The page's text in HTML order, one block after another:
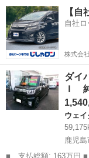
検整備付）
【
自社ロ
株式会
ダイ
Ｉ
ウェイ
鹿児島
■ 支払総額: 163万円 ■ 車両本体価格： 1,540,000 円 ■ メーカー